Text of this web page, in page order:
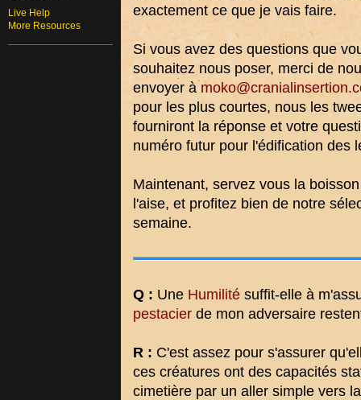
Live Help
More Resources
exactement ce que je vais faire.
Si vous avez des questions que
souhaitez nous poser, merci de
envoyer à
pour les plus courtes, nous les
fourniront la réponse et votre
numéro futur pour l'édification des
Maintenant, servez vous la
l'aise, et profitez bien de notre
semaine.
Q : Une Humilité suffit-elle à
pestacier de mon adversaire
R : C'est assez pour s'assurer
ces créatures ont des capacités
cimetière par un aller simple vers